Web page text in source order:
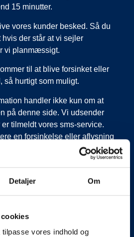
Detaljer Om
vores indhold og
15 minutter.
vores kunder besked. Så du
der står at vi sejler
vi planmæssigt.
til at blive forsinket eller
så hurtigt som muligt.
handler ikke kun om at
på denne side. Vi udsender
er tilmeldt vores sms-service.
en forsinkelse eller aflysning
vores system, evt. flytte kunder til
der skal have flyttet
eller skrive til os, da vi ikke
I kan læse her.